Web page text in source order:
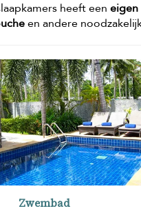
heeft eeneigen
en andere
Zwembad